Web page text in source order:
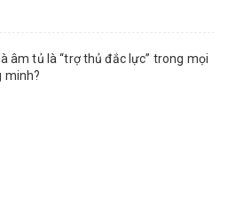
âm tủ là “trợ thủ đắc lực” trong mọi
minh?